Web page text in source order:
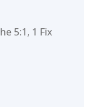
5:1, 1 Fix